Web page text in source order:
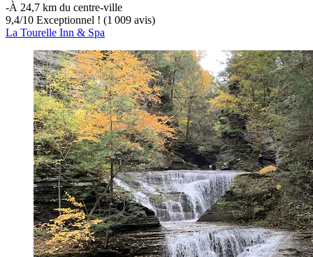
‐À 24,7 km du centre-ville
9,4/10 Exceptionnel ! (1 009 avis)
La Tourelle Inn & Spa